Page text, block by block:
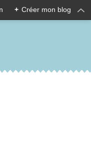
+ Créer mon blog